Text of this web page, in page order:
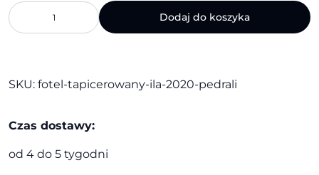
ilość
Fotel
tapicerowany
|
Dodaj do koszyka
SKU: fotel-tapicerowany-ila-2020-pedrali
Czas dostawy:
od 4 do 5 tygodni